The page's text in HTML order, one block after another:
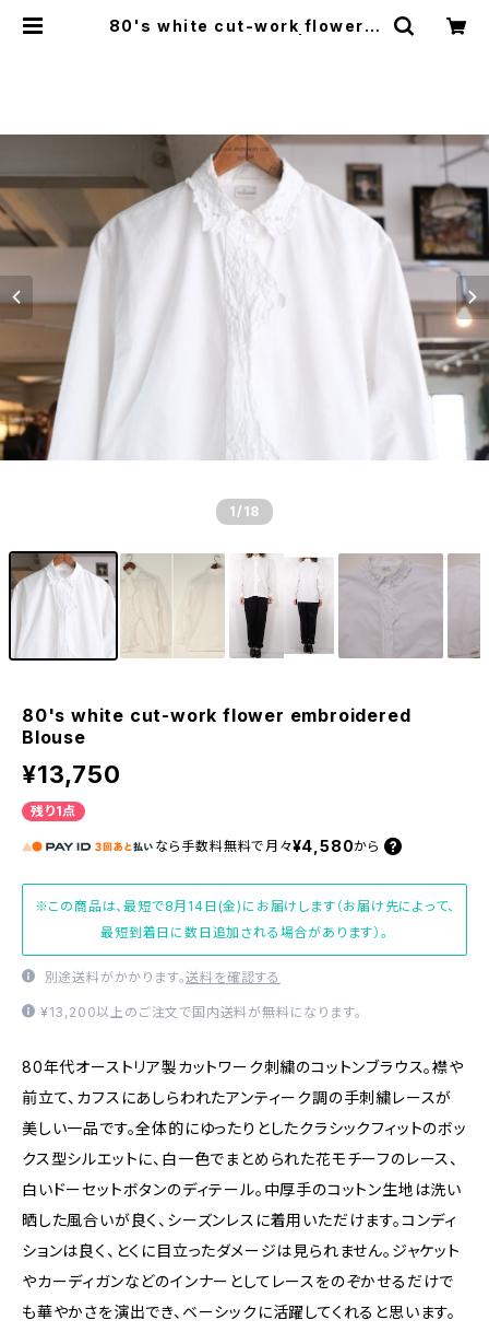
80's white cut-work flower e
1 /18
80's white cut-work flower embroidered
Blouse
¥13,750
残り1点
なら 手数料無料で 月々¥4,580から
※この商品は、最短で8月14日(金)にお届けします（お届け先によって、
最短到着日に数日追加される場合があります）。
別途送料がかかります。送料を確認する
¥13,200以上のご注文で国内送料が無料になります。
80年代オーストリア製カットワーク刺繍のコットンブラウス。襟や
前立て、カフスにあしらわれたアンティーク調の手刺繍レースが
美しい一品です。全体的にゆったりとしたクラシックフィットのボッ
クス型シルエットに、白一色でまとめられた花モチーフのレース、
白いドーセットボタンのディテール。中厚手のコットン生地は洗い
晒した風合いが良く、シーズンレスに着用いただけます。コンディ
ションは良く、とくに目立ったダメージは見られません。ジャケット
やカーディガンなどのインナーとしてレースをのぞかせるだけで
も華やかさを演出でき、ベーシックに活躍してくれると思います。